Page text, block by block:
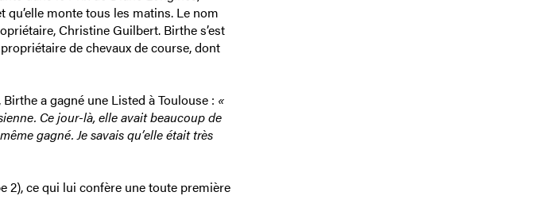
qu’elle monte tous les matins. Le nom
Christine Guilbert. Birthe s’est
de chevaux de course, dont
a gagné une Listed à Toulouse : «
Ce jour-là, elle avait beaucoup de
gagné. Je savais qu’elle était très
2), ce qui lui confère une toute première